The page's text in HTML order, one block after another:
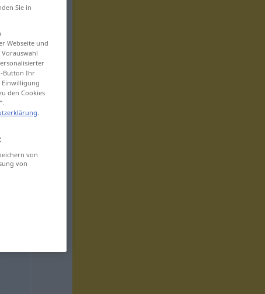
Sie in
Webseite und
Button Ihr
Einwilligung
den Cookies
.
von
von